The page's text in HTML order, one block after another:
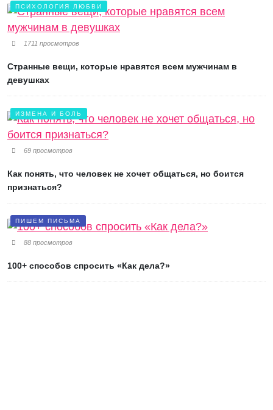
ПСИХОЛОГИЯ ЛЮБВИ
1711 просмотров
Странные вещи, которые нравятся всем мужчинам в
девушках
ИЗМЕНА И БОЛЬ
69 просмотров
Как понять, что человек не хочет общаться, но боится
признаться?
ПИШЕМ ПИСЬМА
88 просмотров
100+ способов спросить «Как дела?»